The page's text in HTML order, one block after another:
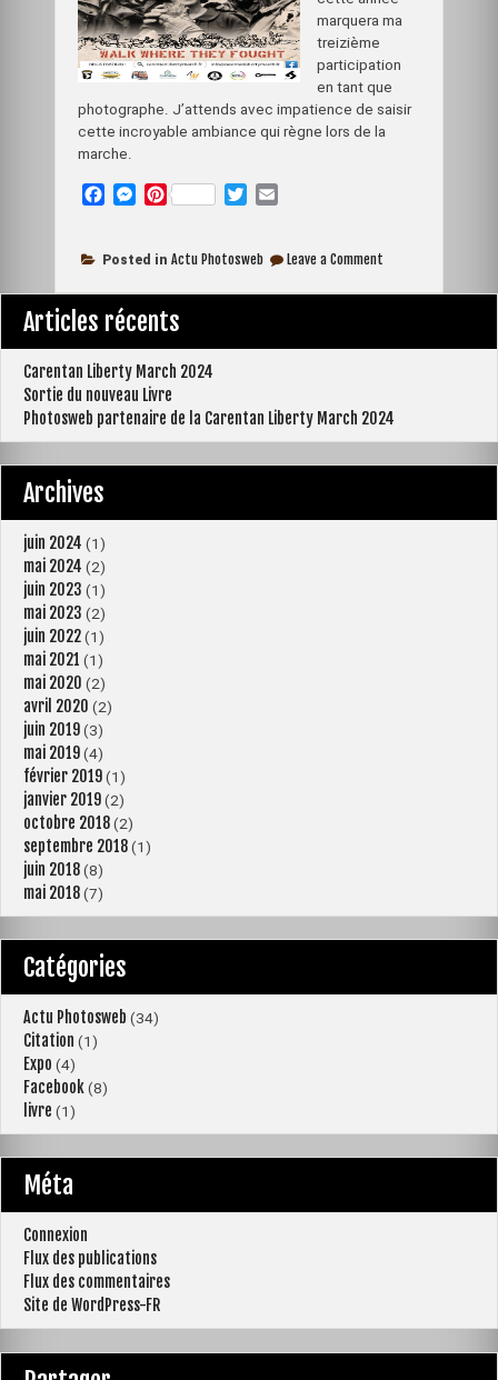
marquera ma
treizième
participation
en tant que
photographe. J’attends avec impatience de saisir
cette incroyable ambiance qui règne lors de la
marche.
e
o
k
M
s
g
e
r
P
t
e
s
t
t
i
Posted inActu Photosweb Leave a Comment
partenaire
Articles récents
Carentan Liberty March 2024
Sortie du nouveau Livre
Photosweb partenaire de la Carentan Liberty March 2024
Archives
juin 2024 (1)
mai 2024 (2)
juin 2023 (1)
mai 2023 (2)
juin 2022 (1)
mai 2021 (1)
mai 2020 (2)
avril 2020 (2)
juin 2019 (3)
mai 2019 (4)
février 2019 (1)
janvier 2019 (2)
octobre 2018 (2)
septembre 2018 (1)
juin 2018 (8)
mai 2018 (7)
Catégories
Actu Photosweb (34)
Citation (1)
Expo (4)
Facebook (8)
livre (1)
Méta
Connexion
Flux des publications
Flux des commentaires
Site de WordPress-FR